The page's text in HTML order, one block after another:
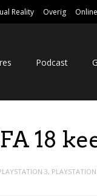
Reality Overig
Podcast
18
3,